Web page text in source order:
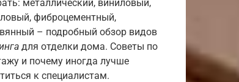
металлический, виниловый,
фиброцементный,
– подробный обзор видов
для отделки дома. Советы по
и почему иногда лучше
к специалистам.